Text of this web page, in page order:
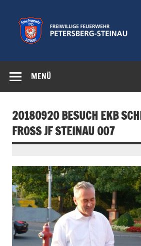
springen
MENÜ
20180920 BESUCH EKB
FROSS JF STEINAU 007